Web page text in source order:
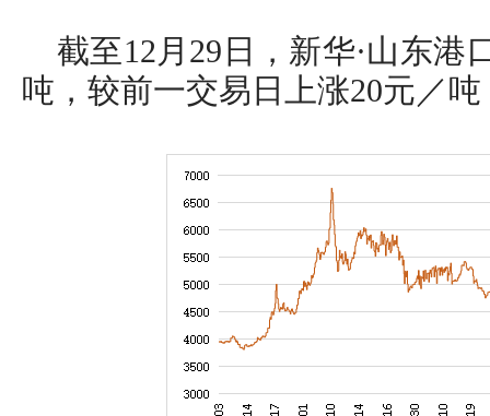
截至12月29日，新华·山东港
吨，较前一交易日上涨20元／吨